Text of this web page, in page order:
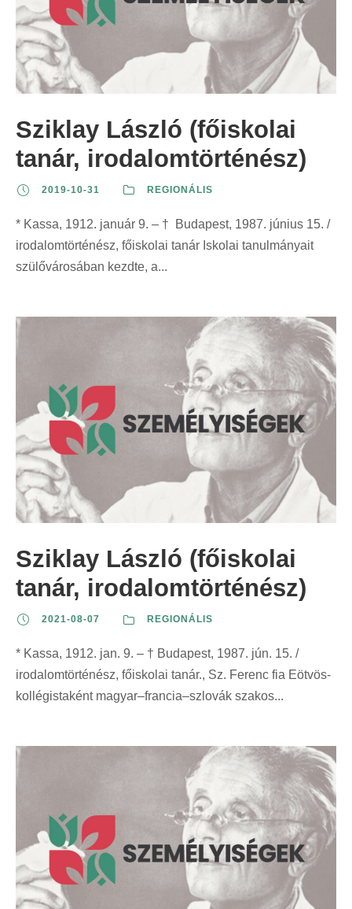
Sziklay László (főiskolai
tanár, irodalomtörténész)
2019-10-31 REGIONÁLIS
* Kassa, 1912. január 9. – † Budapest, 1987. június 15. /
irodalomtörténész, főiskolai tanár Iskolai tanulmányait
szülővárosában kezdte, a...
Sziklay László (főiskolai
tanár, irodalomtörténész)
2021-08-07 REGIONÁLIS
* Kassa, 1912. jan. 9. – † Budapest, 1987. jún. 15. /
irodalomtörténész, főiskolai tanár., Sz. Ferenc fia Eötvös-
kollégistaként magyar–francia–szlovák szakos...